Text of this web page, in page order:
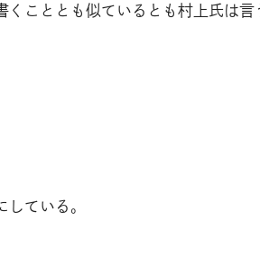
こととも似ているとも村上氏は言
ている。